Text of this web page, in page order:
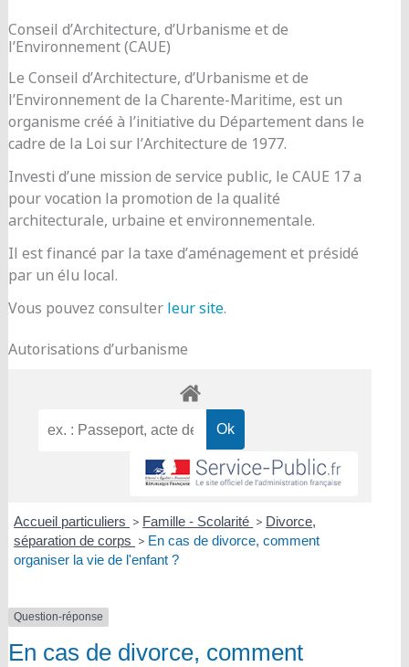
Conseil d’Architecture, d’Urbanisme et de
l’Environnement (CAUE)
Le Conseil d’Architecture, d’Urbanisme et de
l’Environnement de la Charente-Maritime, est un
organisme créé à l’initiative du Département dans le
cadre de la Loi sur l’Architecture de 1977.
Investi d’une mission de service public, le CAUE 17 a
pour vocation la promotion de la qualité
architecturale, urbaine et environnementale.
Il est financé par la taxe d’aménagement et présidé
par un élu local.
Vous pouvez consulter leur site.
Autorisations d’urbanisme
Accueil particuliers > Famille - Scolarité > Divorce,
séparation de corps > En cas de divorce, comment
organiser la vie de l'enfant ?
Question-réponse
En cas de divorce, comment